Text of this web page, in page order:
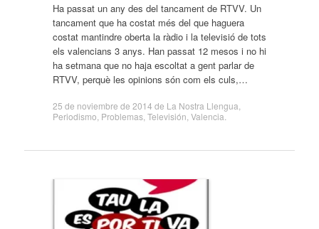
Ha passat un any des del tancament de RTVV. Un
tancament que ha costat més del que haguera
costat mantindre oberta la ràdio i la televisió de tots
els valencians 3 anys. Han passat 12 mesos i no hi
ha setmana que no haja escoltat a gent parlar de
RTVV, perquè les opinions són com els culs,…
25 de noviembre de 2014 de La Nostra Llengua
Periodismo Problemas, Televisión Valencia